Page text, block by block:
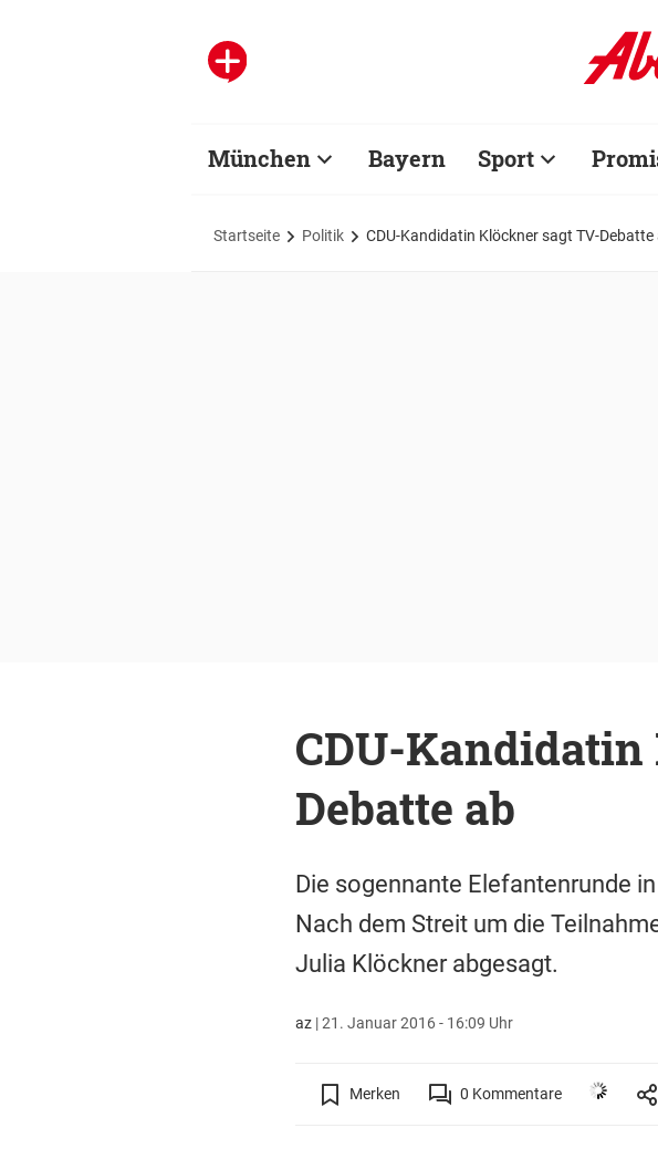
München Bayern Sport
Startseite Politik CDU-Kandidatin Klöckner sagt TV-Debatte
CDU-
Debatte ab
Die sogennante Elefantenrunde
Nach dem Streit um die
Julia Klöckner abgesagt.
az|21. Januar 2016 - 16:09 Uhr
Merken 0 Kommentare